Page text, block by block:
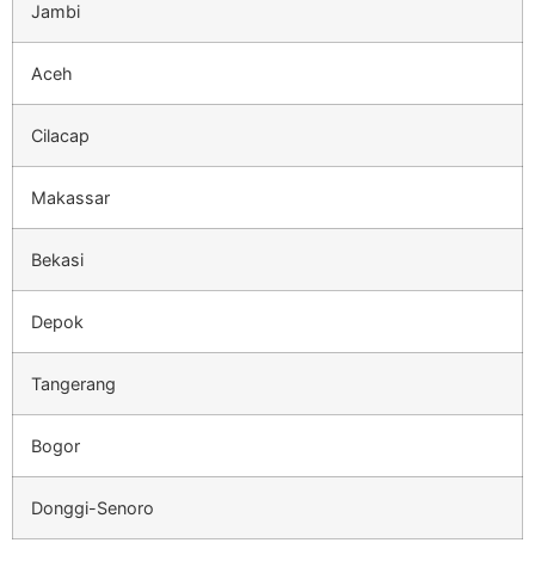
Jambi
Aceh
Cilacap
Makassar
Bekasi
Depok
Tangerang
Bogor
Donggi-Senoro